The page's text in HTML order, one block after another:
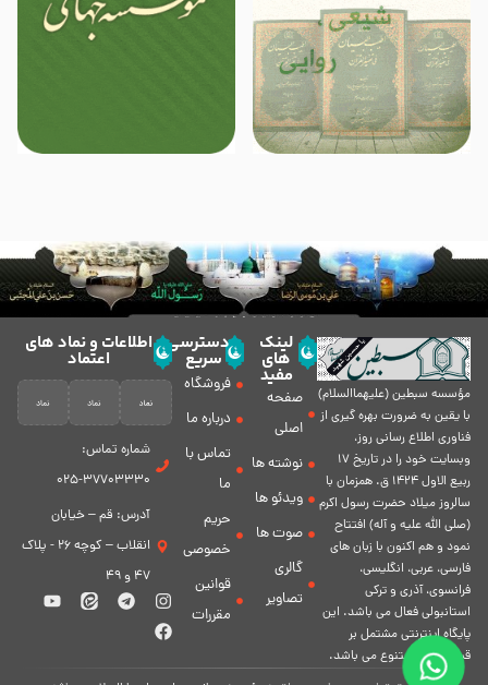
مؤسسه سبطين (عليهماالسلام)
با يقين به ضرورت بهره گیرى از
فناورى اطلاع رسانى روز،
وبسایت خود را در تاريخ 17
ربيع الاول 1424 ق. همزمان با
سالروز ميلاد حضرت رسول اكرم
(صلی الله علیه و آله) افتتاح
نمود و هم اكنون با زبان های
فارسی، عربى، انگلیسی،
فرانسوی، آذری و ترکی
استانبولی فعال مى باشد. اين
پايگاه اينترنتى مشتمل بر
قسمت هاى متنوع مى باشد.
لینک
های
مفید
صفحه
اصلی
نوشته ها
ویدئو ها
صوت ها
گالری
تصاویر
دسترسی
سریع
فروشگاه
درباره ما
تماس با
ما
حریم
خصوصی
قوانین
مقررات
اطلاعات و نماد های
اعتماد
شماره تماس:
37703330-025
آدرس: قم – خیابان
انقلاب – کوچه 26 - پلاک
47 و 49